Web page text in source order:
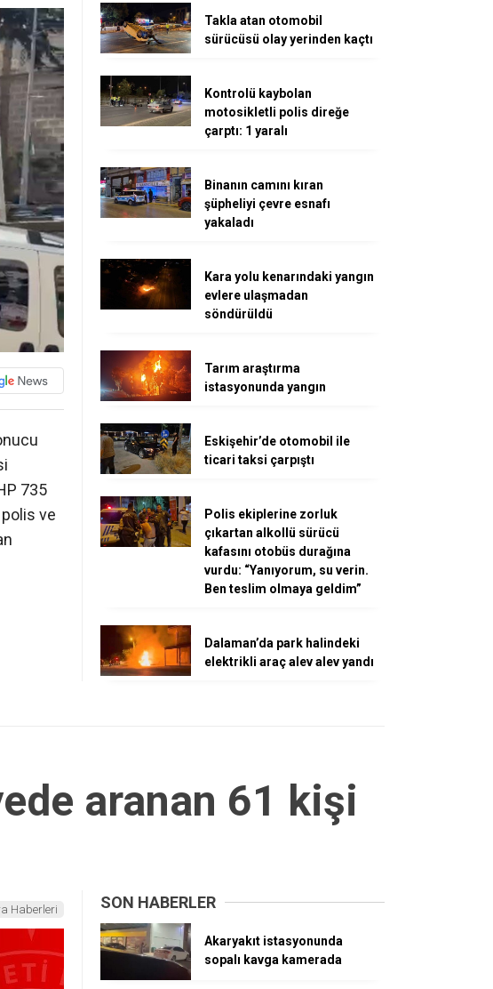
735
polis ve
Takla atan otomobil
sürücüsü olay yerinden kaçtı
Kontrolü kaybolan
motosikletli polis direğe
çarptı: 1 yaralı
Binanın camını kıran
şüpheliyi çevre esnafı
yakaladı
Kara yolu kenarındaki yangın
evlere ulaşmadan
söndürüldü
Tarım araştırma
istasyonunda yangın
Eskişehir’de otomobil ile
ticari taksi çarpıştı
Polis ekiplerine zorluk
çıkartan alkollü sürücü
kafasını otobüs durağına
vurdu: “Yanıyorum, su verin.
Ben teslim olmaya geldim”
Dalaman’da park halindeki
elektrikli araç alev alev yandı
aranan 61 kişi
Haberleri SON HABERLER
Akaryakıt istasyonunda
sopalı kavga kamerada